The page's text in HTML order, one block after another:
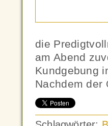
die
am Abend
Kundgebung
Nachdem